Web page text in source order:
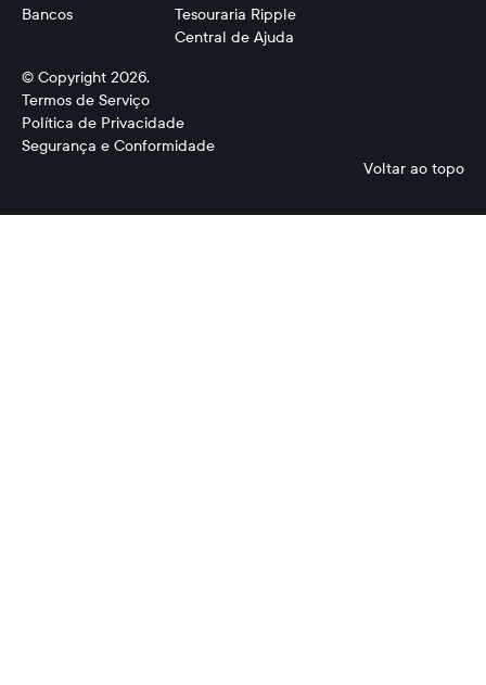
Bancos
Tesouraria Ripple
Central de Ajuda
© Copyright 2026.
Termos de Serviço
Política de Privacidade
Segurança e Conformidade
Voltar ao topo